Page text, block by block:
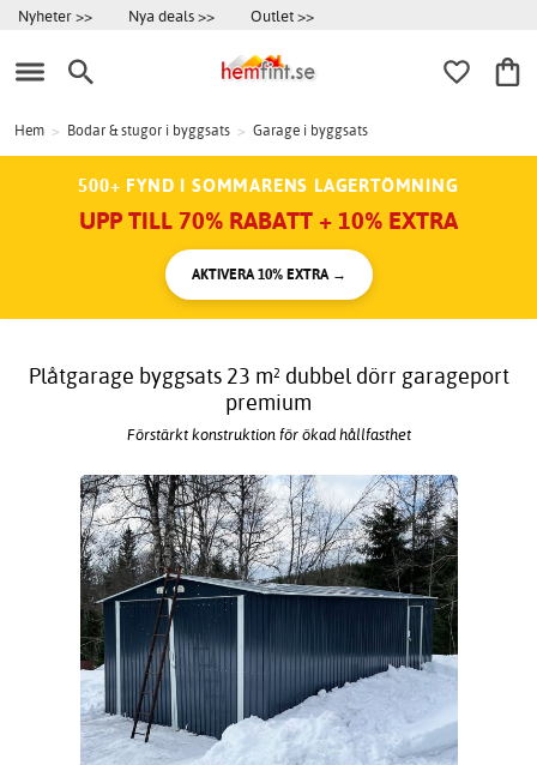
Nyheter >> Nya deals >> Outlet >>
Hem > Bodar & stugor i byggsats > Garage i byggsats
500+ FYND I SOMMARENS LAGERTÖMNING
UPP TILL 70% RABATT + 10% EXTRA
AKTIVERA 10% EXTRA →
Plåtgarage byggsats 23 m² dubbel dörr garageport
premium
Förstärkt konstruktion för ökad hållfasthet